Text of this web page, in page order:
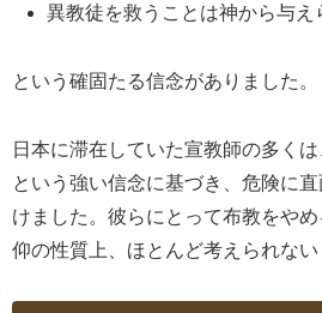
異教徒を救うことは神から与え
という確固たる信念がありました。
日本に滞在していた宣教師の多くは
という強い信念に基づき、危険に
けました。彼らにとって布教をや
仰の性質上、ほとんど考えられない